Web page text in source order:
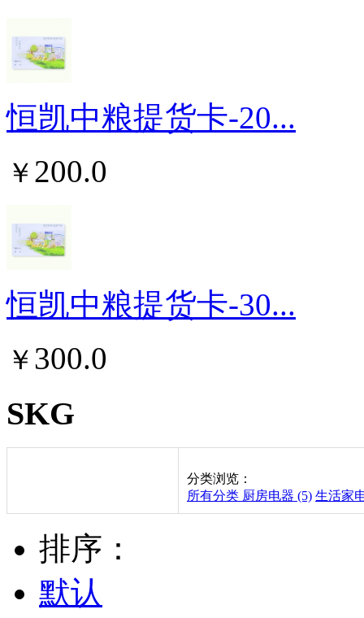
恒凯中粮提货卡-20...
￥ 200.0
恒凯中粮提货卡-30...
￥ 300.0
SKG
分类浏览：
所有分类 厨房电器 (5) 生活家
排序：
默认